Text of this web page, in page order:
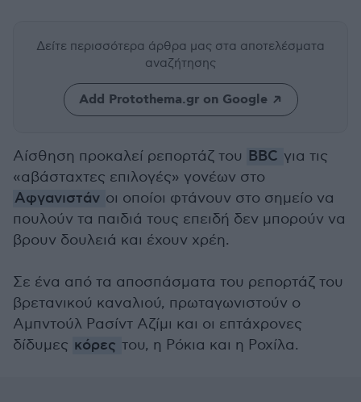
Δείτε περισσότερα άρθρα μας στα αποτελέσματα
αναζήτησης
Add Protothema.gr on Google
Αίσθηση προκαλεί ρεπορτάζ του BBC για τις
«αβάσταχτες επιλογές» γονέων στο
Αφγανιστάν οι οποίοι φτάνουν στο σημείο να
πουλούν τα παιδιά τους επειδή δεν μπορούν να
βρουν δουλειά και έχουν χρέη.
Σε ένα από τα αποσπάσματα του ρεπορτάζ του
βρετανικού καναλιού, πρωταγωνιστούν ο
Αμπντούλ Ρασίντ Αζίμι και οι επτάχρονες
δίδυμες κόρες του, η Ρόκια και η Ροχίλα.